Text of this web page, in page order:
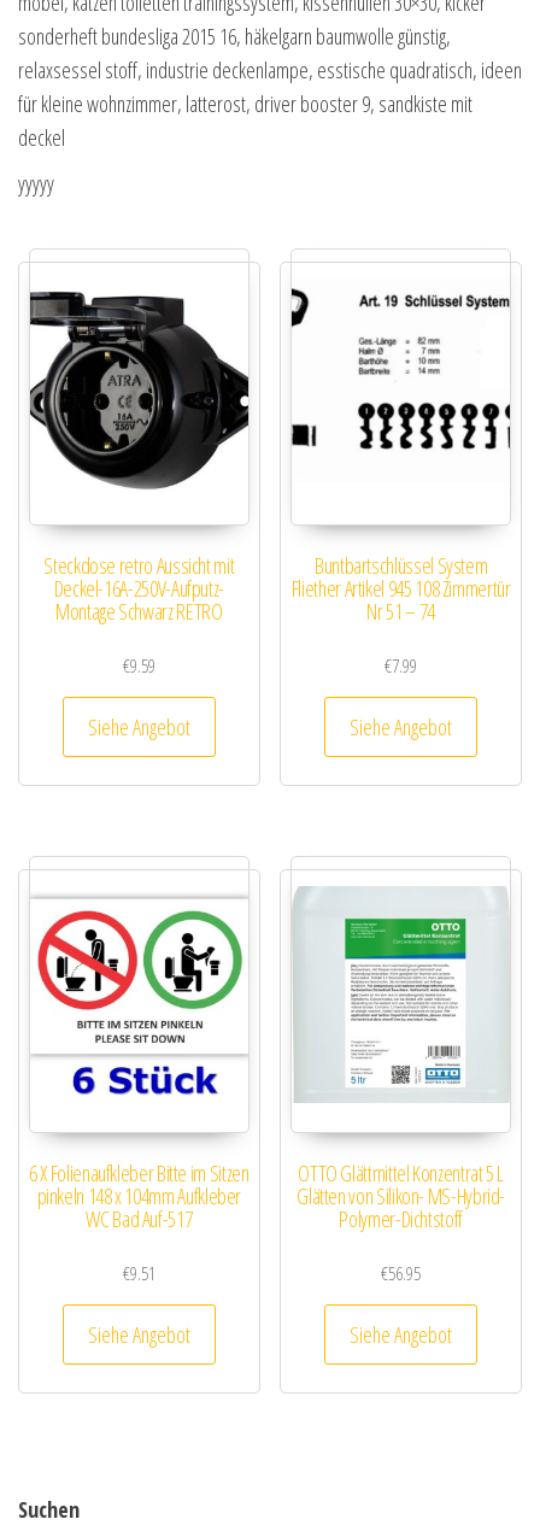
sonderheft bundesliga 2015 16, häkelgarn baumwolle günstig,
relaxsessel stoff, industrie deckenlampe, esstische quadratisch, ideen
für kleine wohnzimmer, latterost, driver booster 9, sandkiste mit
deckel
yyyyy
Steckdose retro Aussicht mit
Deckel-16A-250V-Aufputz-
Montage Schwarz RETRO
€9.59
Siehe Angebot
Buntbartschlüssel System
Fliether Artikel 945 108 Zimmertür
Nr 51 – 74
€7.99
Siehe Angebot
6 X Folienaufkleber Bitte im Sitzen
pinkeln 148 x 104mm Aufkleber
WC Bad Auf-517
€9.51
Siehe Angebot
OTTO Glättmittel Konzentrat 5 L
Glätten von Silikon- MS-Hybrid-
Polymer-Dichtstoff
€56.95
Siehe Angebot
Suchen